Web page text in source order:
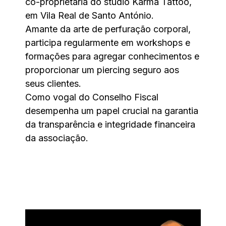
em Vila Real de Santo António.
Amante da arte de perfuração corporal,
participa regularmente em workshops e
formações para agregar conhecimentos e
proporcionar um piercing seguro aos
seus clientes.
Como vogal do Conselho Fiscal
desempenha um papel crucial na garantia
da transparência e integridade financeira
da associação.